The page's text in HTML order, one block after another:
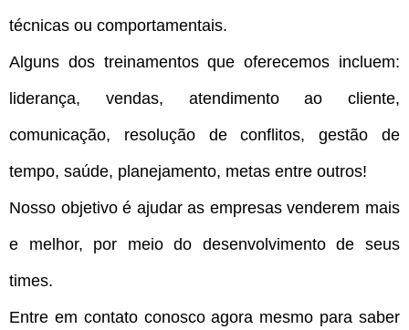
técnicas ou comportamentais.
Alguns dos treinamentos que oferecemos incluem:
liderança, vendas, atendimento ao cliente,
comunicação, resolução de conflitos, gestão de
tempo, saúde, planejamento, metas entre outros!
Nosso objetivo é ajudar as empresas venderem mais
e melhor, por meio do desenvolvimento de seus
times.
Entre em contato conosco agora mesmo para saber